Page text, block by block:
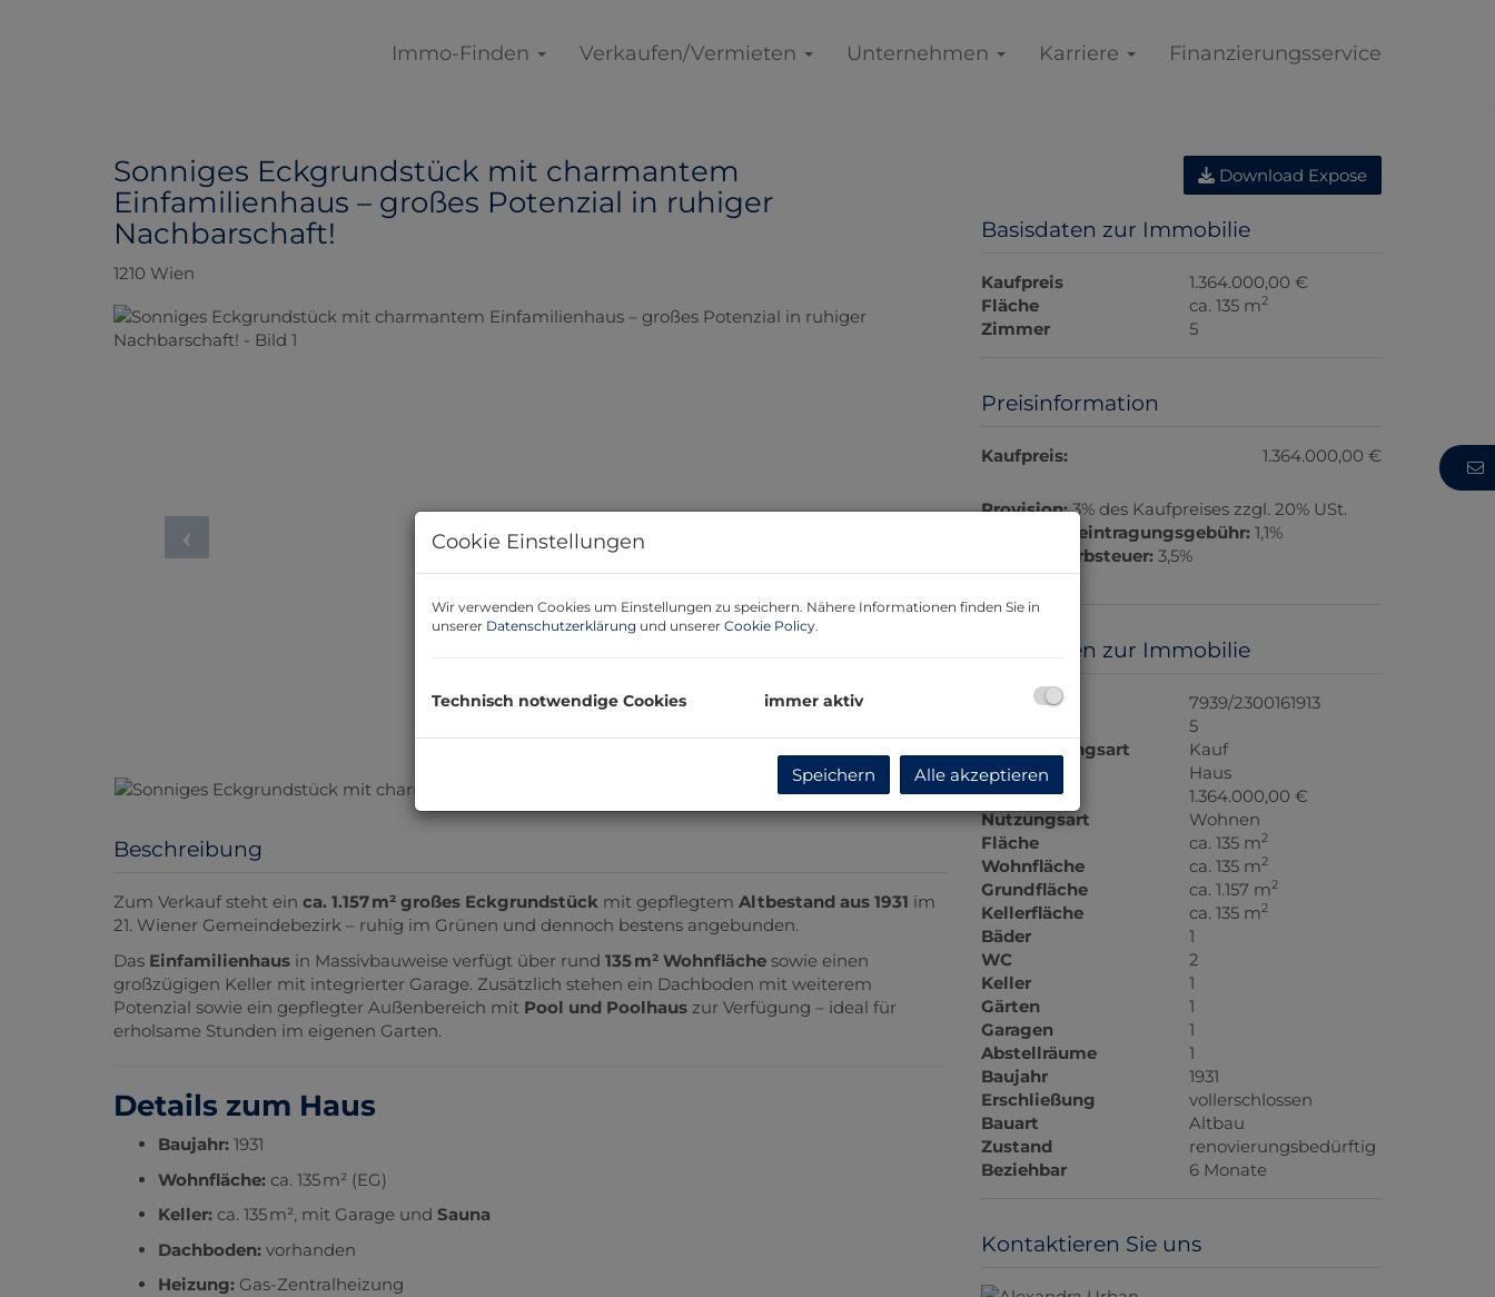
Immo-Finden Verkaufen/Vermieten Unternehmen Karriere Finanzierungsservice
Sonniges Eckgrundstück mit charmantem
Einfamilienhaus – großes Potenzial in ruhiger
Nachbarschaft!
1210 Wien
Beschreibung
Zum Verkauf steht ein ca. 1.157 m² großes Eckgrundstück mit gepflegtem Altbestand aus 1931 im
21. Wiener Gemeindebezirk – ruhig im Grünen und dennoch bestens angebunden.
Das Einfamilienhaus in Massivbauweise verfügt über rund 135 m² Wohnfläche sowie einen
großzügigen Keller mit integrierter Garage. Zusätzlich stehen ein Dachboden mit weiterem
Potenzial sowie ein gepflegter Außenbereich mit Pool und Poolhaus zur Verfügung – ideal für
erholsame Stunden im eigenen Garten.
Details zum Haus
Baujahr: 1931
Wohnfläche: ca. 135 m² (EG)
Keller: ca. 135 m², mit Garage und Sauna
Dachboden: vorhanden
Heizung: Gas-Zentralheizung
Download Expose
Basisdaten zur Immobilie
Kaufpreis
1.364.000,00 €
Fläche
ca. 135 m2
Zimmer 5
Preisinformation
Kaufpreis: 1.364.000,00 €
Provision: 3% des Kaufpreises zzgl. 20% USt.
Grundbucheintragungsgebühr: 1,1%
Grunderwerbsteuer: 3,5%
Basisdaten zur Immobilie
Objektnr.
7939/2300161913
5
Vermarktungsart
Kauf
Objektart
Haus
Kaufpreis
1.364.000,00 €
Nutzungsart
Wohnen
Fläche
ca. 135 m2
Wohnfläche ca. 135 m2
Grundfläche ca. 1.157 m2
Kellerfläche ca. 135 m2
Bäder
1
WC
2
Keller
1
Gärten
1
Garagen
1
Abstellräume
1
Baujahr
1931
Erschließung
vollerschlossen
Bauart
Altbau
Zustand
renovierungsbedürftig
Beziehbar
6 Monate
Kontaktieren Sie uns
Cookie Einstellungen
Wir verwenden Cookies um Einstellungen zu speichern. Nähere Informationen finden Sie in
unserer Datenschutzerklärung und unserer Cookie Policy.
Technisch notwendige Cookies immer aktiv
Speichern Alle akzeptieren